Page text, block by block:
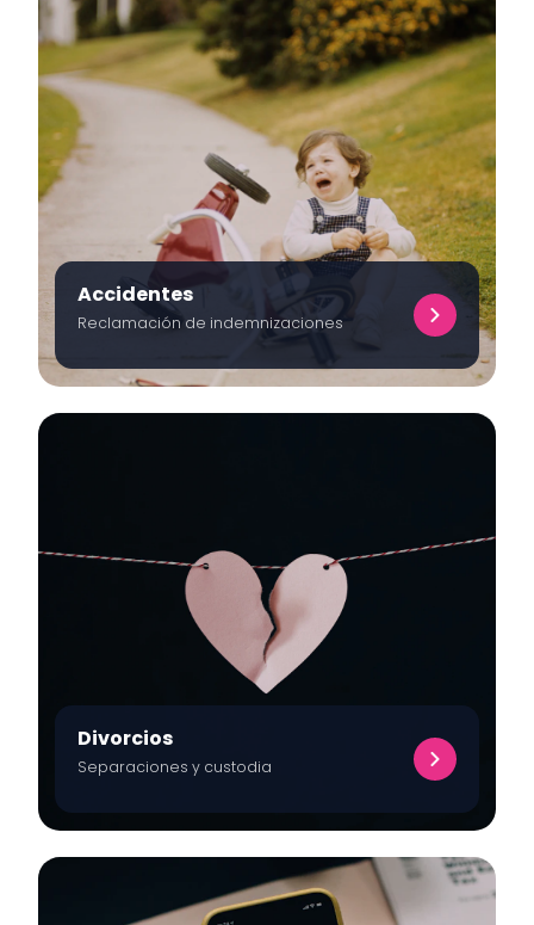
Accidentes
Reclamación de indemnizaciones
Divorcios
Separaciones y custodia